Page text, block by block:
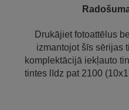
Drukājiet fotoattēlus
izmantojot šīs sērijas
komplektācijā iekļauto
tintes līdz pat 2100